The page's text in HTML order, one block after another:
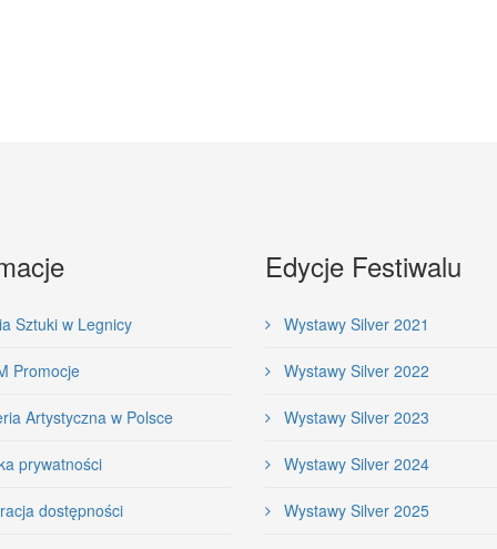
Sztuki w Legnicy
Promocje
Artystyczna w Polsce
prywatności
dostępności
Edycje Festiwalu
Wystawy Silver 2021
Wystawy Silver 2022
Wystawy Silver 2023
Wystawy Silver 2024
Wystawy Silver 2025